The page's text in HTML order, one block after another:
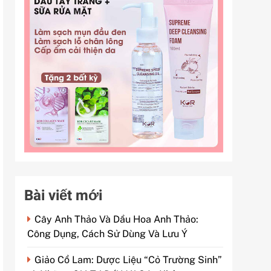
Bài viết mới
Cây Anh Thảo Và Dầu Hoa Anh Thảo:
Công Dụng, Cách Sử Dùng Và Lưu Ý
Giảo Cổ Lam: Dược Liệu “Cỏ Trường Sinh”